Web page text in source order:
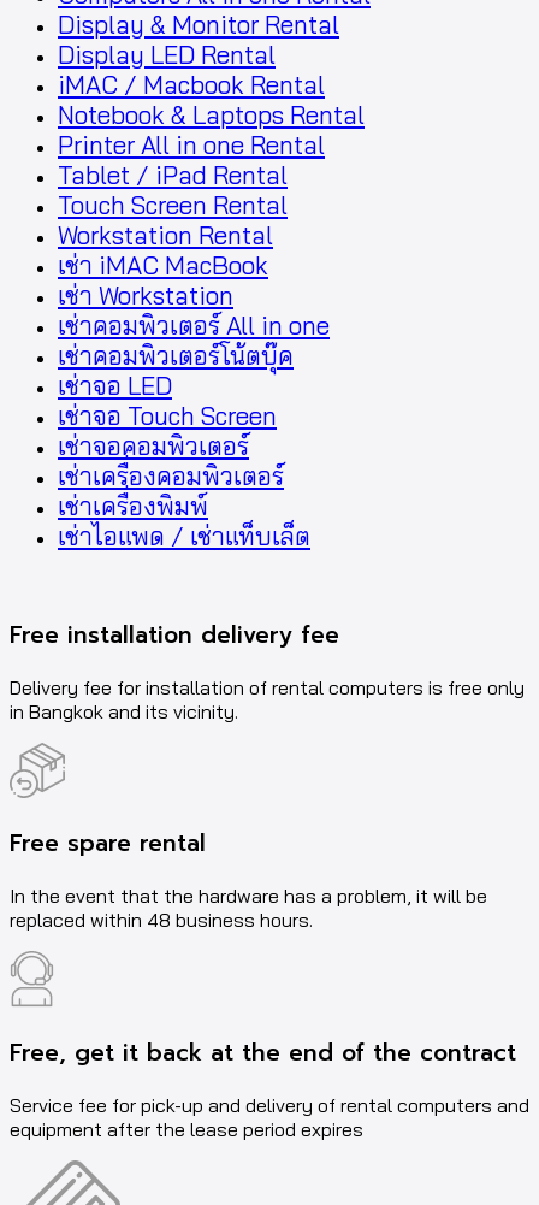
Display & Monitor Rental
Display LED Rental
iMAC / Macbook Rental
Notebook & Laptops Rental
Printer All in one Rental
Tablet / iPad Rental
Touch Screen Rental
Workstation Rental
เช่า iMAC MacBook
เช่า Workstation
เช่าคอมพิวเตอร์ All in one
เช่าคอมพิวเตอร์โน้ตบุ๊ค
เช่าจอ LED
เช่าจอ Touch Screen
เช่าจอคอมพิวเตอร์
เช่าเครื่องคอมพิวเตอร์
เช่าเครื่องพิมพ์
เช่าไอแพด / เช่าแท็บเล็ต
Free installation delivery fee
Delivery fee for installation of rental computers is free only
in Bangkok and its vicinity.
Free spare rental
In the event that the hardware has a problem, it will be
replaced within 48 business hours.
Free, get it back at the end of the contract
Service fee for pick-up and delivery of rental computers and
equipment after the lease period expires